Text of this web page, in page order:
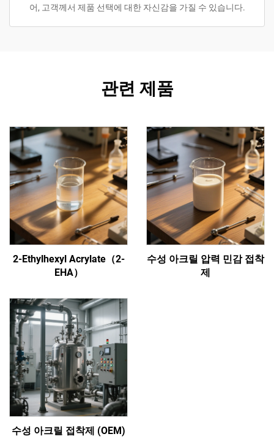
어, 고객께서 제품 선택에 대한 자신감을 가질 수 있습니다.
관련 제품
2-Ethylhexyl Acrylate（2-
EHA）
수성 아크릴 압력 민감 접착
제
수성 아크릴 접착제 (OEM)